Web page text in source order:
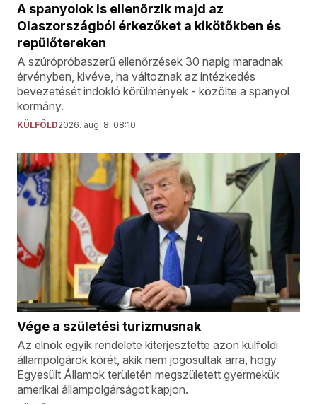
A spanyolok is ellenőrzik majd az
Olaszországból érkezőket a kikötőkben és
repülőtereken
A szúrópróbaszerű ellenőrzések 30 napig maradnak
érvényben, kivéve, ha változnak az intézkedés
bevezetését indokló körülmények - közölte a spanyol
kormány.
KÜLFÖLD2026. aug. 8. 08:10
Vége a születési turizmusnak
Az elnök egyik rendelete kiterjesztette azon külföldi
állampolgárok körét, akik nem jogosultak arra, hogy
Egyesült Államok területén megszületett gyermekük
amerikai állampolgárságot kapjon.